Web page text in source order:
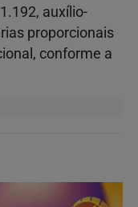
auxílio-
proporcionais
conforme a